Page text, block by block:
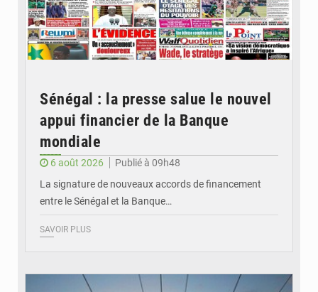
Sénégal : la presse salue le nouvel
appui financier de la Banque
mondiale
6 août 2026
Publié à 09h48
La signature de nouveaux accords de financement
entre le Sénégal et la Banque…
SAVOIR PLUS